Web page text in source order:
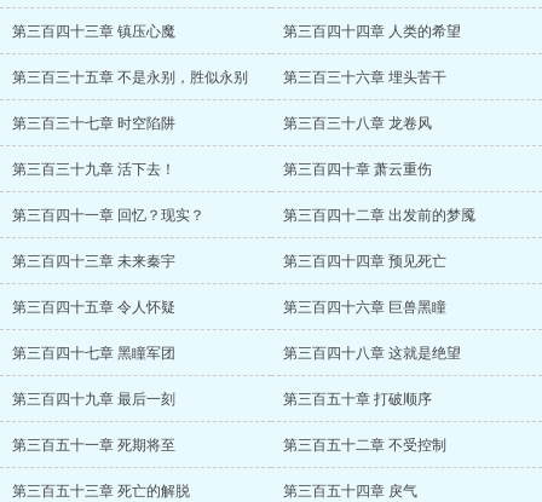
第三百四十三章 镇压心魔 第三百四十四章 人类的希望
第三百三十五章 不是永别，胜似永别 第三百三十六章 埋头苦干
第三百三十七章 时空陷阱 第三百三十八章 龙卷风
第三百三十九章 活下去！ 第三百四十章 萧云重伤
第三百四十一章 回忆？现实？ 第三百四十二章 出发前的梦魇
第三百四十三章 未来秦宇 第三百四十四章 预见死亡
第三百四十五章 令人怀疑 第三百四十六章 巨兽黑瞳
第三百四十七章 黑瞳军团 第三百四十八章 这就是绝望
第三百四十九章 最后一刻 第三百五十章 打破顺序
第三百五十一章 死期将至 第三百五十二章 不受控制
第三百五十三章 死亡的解脱 第三百五十四章 戾气